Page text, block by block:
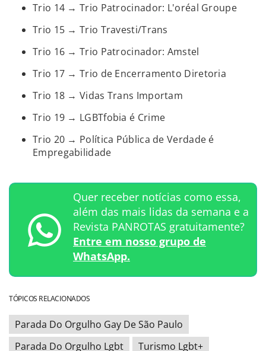
Trio 14 → Trio Patrocinador: L'oréal Groupe
Trio 15 → Trio Travesti/Trans
Trio 16 → Trio Patrocinador: Amstel
Trio 17 → Trio de Encerramento Diretoria
Trio 18 → Vidas Trans Importam
Trio 19 → LGBTfobia é Crime
Trio 20 → Política Pública de Verdade é
Empregabilidade
Quer receber notícias como essa,
além das mais lidas da semana e a
Revista PANROTAS gratuitamente?
Entre em nosso grupo de
WhatsApp.
TÓPICOS RELACIONADOS
Parada Do Orgulho Gay De São Paulo
Parada Do Orgulho Lgbt
Turismo Lgbt+